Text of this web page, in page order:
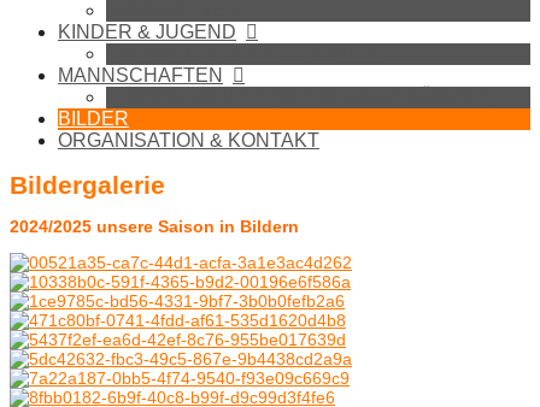
KINDER & JUGEND
MANNSCHAFTEN
BILDER
ORGANISATION & KONTAKT
Bildergalerie
2024/2025 unsere Saison in Bildern